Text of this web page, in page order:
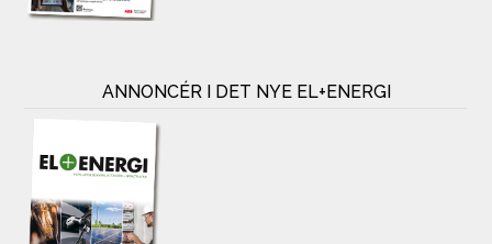
ANNONCÉR I DET NYE EL+ENERGI